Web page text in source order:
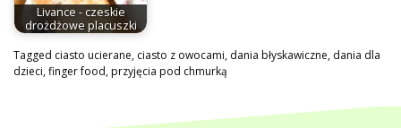
Livance - czeskie
drożdżowe placuszki
Tagged ciasto ucierane, ciasto z owocami, dania błyskawiczne, dania dla
dzieci,finger food,przyjęcia pod chmurką